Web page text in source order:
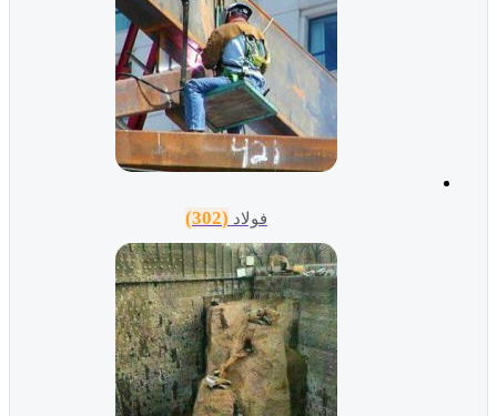
فولاد(302)